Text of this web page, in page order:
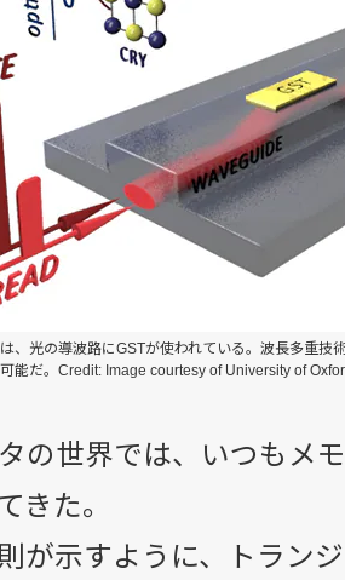
、光の導波路にGSTが使われている。波長多重技
能だ。Credit: Image courtesy of University of
の世界では、いつもメ
きた。
が示すように、トラン